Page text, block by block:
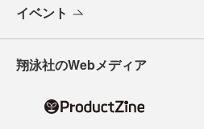
イベント
翔泳社のWebメディア